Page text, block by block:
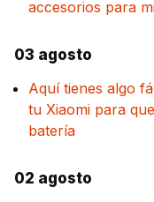
accesorios para
03 agosto
Aquí tienes algo
tu Xiaomi para
batería
02 agosto